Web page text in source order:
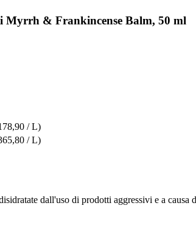
Myrrh & Frankincense Balm, 50 ml
/ L)
/ L)
dall'uso di prodotti aggressivi e a